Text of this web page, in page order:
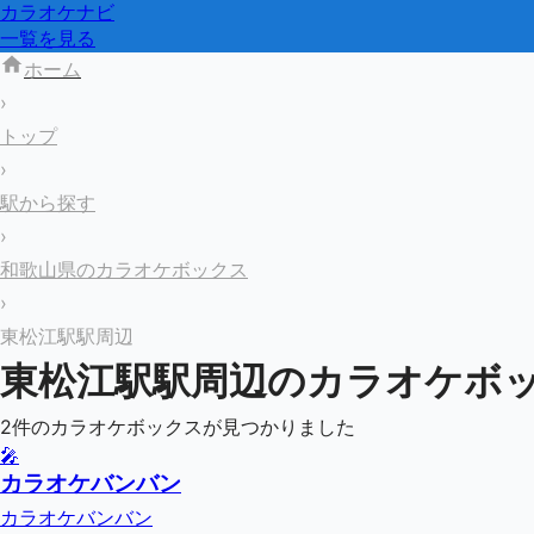
カラオケナビ
一覧を見る
ホーム
›
トップ
›
駅から探す
›
和歌山県のカラオケボックス
›
東松江駅駅周辺
東松江駅駅周辺のカラオケボ
2件のカラオケボックスが見つかりました
🎤
カラオケバンバン
カラオケバンバン